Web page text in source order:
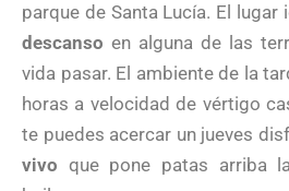
parque de Santa Lucía. El lugar
descanso en alguna de las
vida pasar. El ambiente de la
horas a velocidad de vértigo
te puedes acercar un jueves
vivo que pone patas arriba